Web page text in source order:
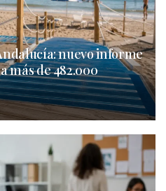
nuevo informe
más de 482.000